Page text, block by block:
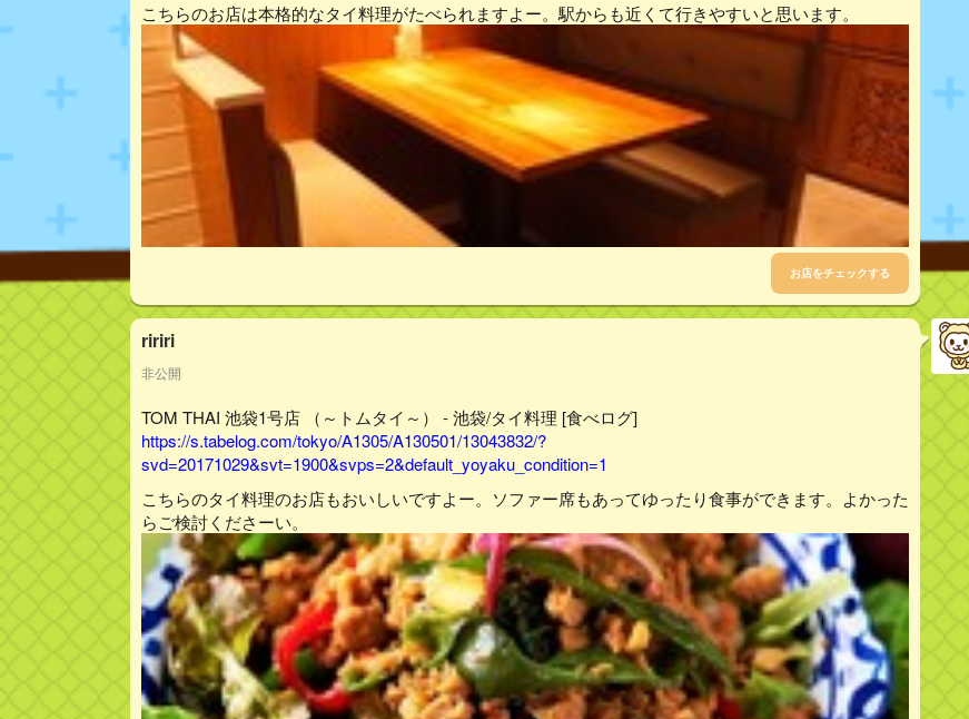
こちらのお店は本格的なタイ料理がたべられますよー。駅からも近くて行きやすいと思います。
お店をチェックする
ririri
非公開
TOM THAI 池袋1号店 （～トムタイ～） - 池袋/タイ料理 [食べログ]
https://s.tabelog.com/tokyo/A1305/A130501/13043832/?
svd=20171029&svt=1900&svps=2&default_yoyaku_condition=1
こちらのタイ料理のお店もおいしいですよー。ソファー席もあってゆったり食事ができます。よかった
らご検討くださーい。